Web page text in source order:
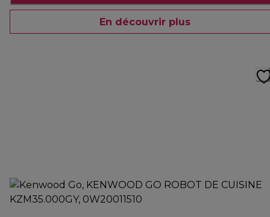
En découvrir plus